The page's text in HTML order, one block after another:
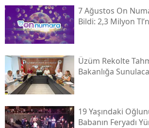
7 Ağustos On
Bildi: 2,3 Milyon
Üzüm Rekolte
Bakanlığa
19 Yaşındaki
Babanın Feryadı